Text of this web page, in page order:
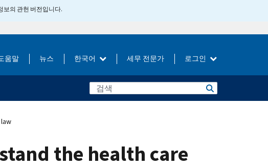
보의 관헌 버전입니다.
움말 뉴스 한국어 세무 전문가 로그인
the health care